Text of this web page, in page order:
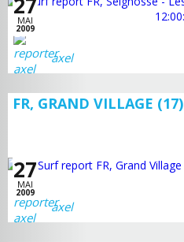
MAI
2009
axel
FR, GRAND VILLAGE (17)
27
MAI
2009
axel